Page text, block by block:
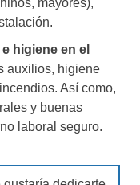
mayores),
higiene en el
auxilios, higiene
Así como,
y buenas
laboral seguro.